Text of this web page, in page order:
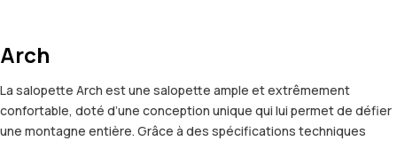
Arch
La salopette Arch est une salopette ample et extrêmement
confortable, doté d’une conception unique qui lui permet de défier
une montagne entière. Grâce à des spécifications techniques